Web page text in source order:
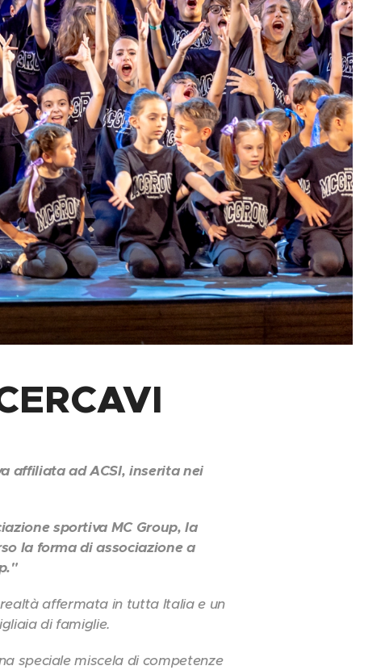
affiliata ad ACSI, inserita nei
sportiva MC Group, la
la forma di associazione a
affermata in tutta Italia e un
di famiglie.
speciale miscela di competenze